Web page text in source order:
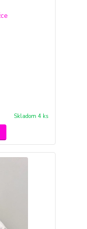
Skladom 4 ks